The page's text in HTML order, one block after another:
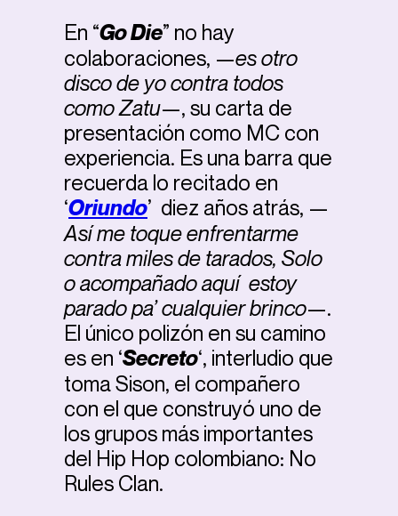
En “Go Die” no hay
colaboraciones, —es otro
disco de yo contra todos
como Zatu—, su carta de
presentación como MC con
experiencia. Es una barra que
recuerda lo recitado en
‘Oriundo’ diez años atrás, —
Así me toque enfrentarme
contra miles de tarados, Solo
o acompañado aquí estoy
parado pa’ cualquier brinco—.
El único polizón en su camino
es en ‘Secreto‘, interludio que
toma Sison, el compañero
con el que construyó uno de
los grupos más importantes
del Hip Hop colombiano: No
Rules Clan.